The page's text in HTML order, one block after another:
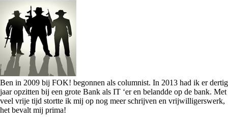
Ben in 2009 bij FOK! begonnen als columnist. In 2013 had ik er dertig
jaar opzitten bij een grote Bank als IT ‘er en belandde op de bank. Met
veel vrije tijd stortte ik mij op nog meer schrijven en vrijwilligerswerk,
het bevalt mij prima!